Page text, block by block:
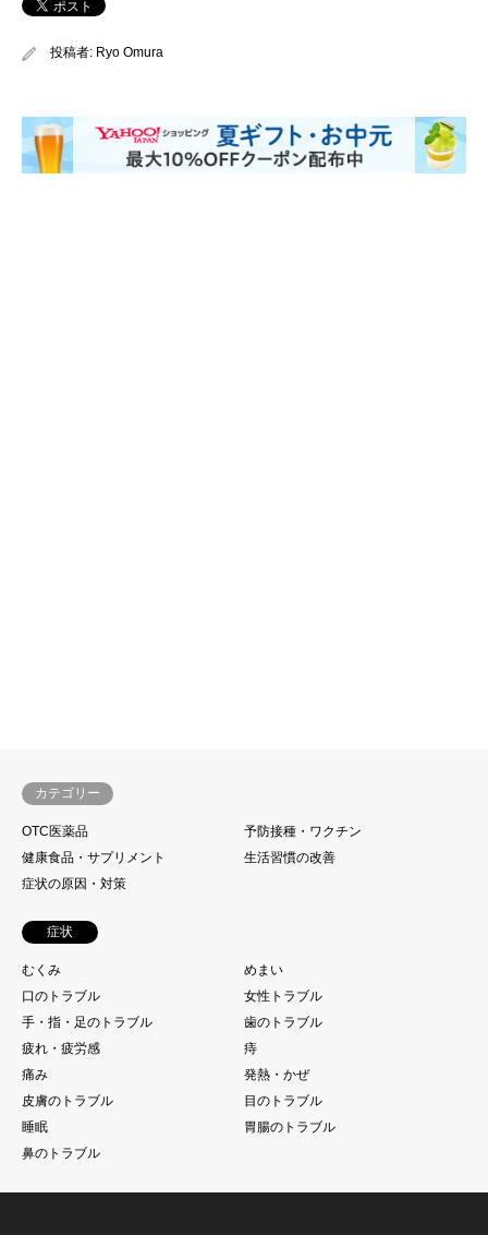
投稿者: Ryo Omura
カテゴリー
OTC医薬品
予防接種・ワクチン
健康食品・サプリメント
生活習慣の改善
症状の原因・対策
症状
むくみ
めまい
口のトラブル
女性トラブル
手・指・足のトラブル
歯のトラブル
疲れ・疲労感
痔
痛み
発熱・かぜ
皮膚のトラブル
目のトラブル
睡眠
胃腸のトラブル
鼻のトラブル